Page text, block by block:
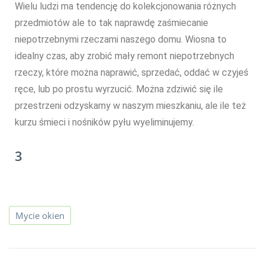
Wielu ludzi ma tendencję do kolekcjonowania różnych
przedmiotów ale to tak naprawdę zaśmiecanie
niepotrzebnymi rzeczami naszego domu. Wiosna to
idealny czas, aby zrobić mały remont niepotrzebnych
rzeczy, które można naprawić, sprzedać, oddać w czyjeś
ręce, lub po prostu wyrzucić. Można zdziwić się ile
przestrzeni odzyskamy w naszym mieszkaniu, ale ile też
kurzu śmieci i nośników pyłu wyeliminujemy.
3
Mycie okien